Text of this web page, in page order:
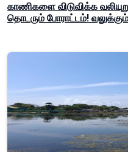
காணிகளை விடுவிக்க
தொடரும் போராட்டம்!